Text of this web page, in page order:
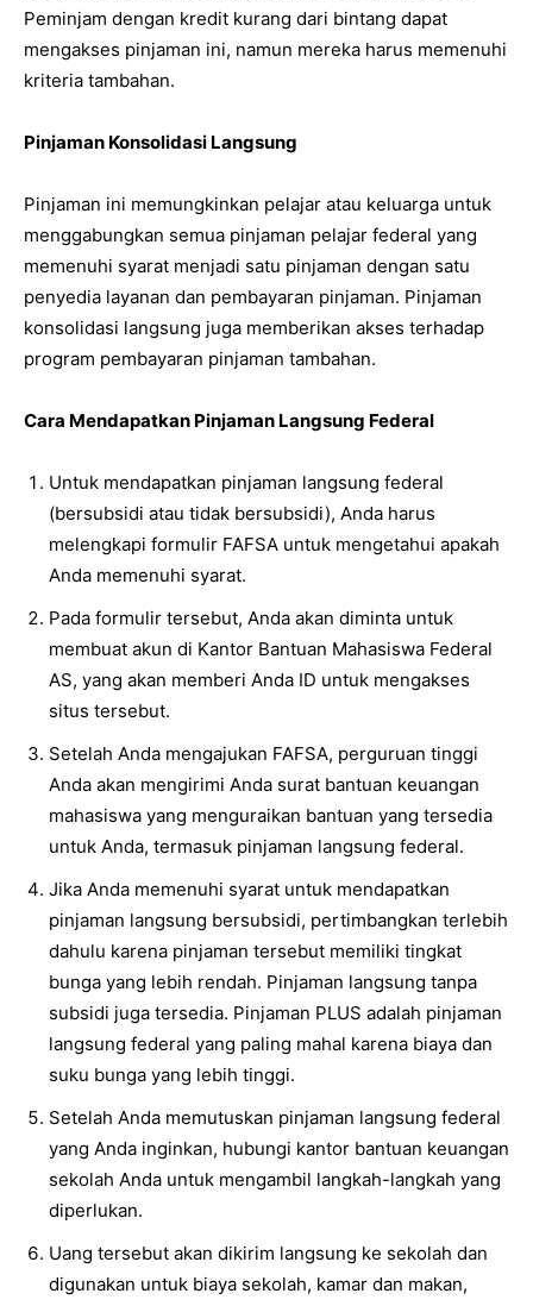
Peminjam dengan kredit kurang dari bintang dapat
mengakses pinjaman ini, namun mereka harus memenuhi
kriteria tambahan.
Pinjaman Konsolidasi Langsung
Pinjaman ini memungkinkan pelajar atau keluarga untuk
menggabungkan semua pinjaman pelajar federal yang
memenuhi syarat menjadi satu pinjaman dengan satu
penyedia layanan dan pembayaran pinjaman. Pinjaman
konsolidasi langsung juga memberikan akses terhadap
program pembayaran pinjaman tambahan.
Cara Mendapatkan Pinjaman Langsung Federal
Untuk mendapatkan pinjaman langsung federal
(bersubsidi atau tidak bersubsidi), Anda harus
melengkapi formulir FAFSA untuk mengetahui apakah
Anda memenuhi syarat.
Pada formulir tersebut, Anda akan diminta untuk
membuat akun di Kantor Bantuan Mahasiswa Federal
AS, yang akan memberi Anda ID untuk mengakses
situs tersebut.
Setelah Anda mengajukan FAFSA, perguruan tinggi
Anda akan mengirimi Anda surat bantuan keuangan
mahasiswa yang menguraikan bantuan yang tersedia
untuk Anda, termasuk pinjaman langsung federal.
Jika Anda memenuhi syarat untuk mendapatkan
pinjaman langsung bersubsidi, pertimbangkan terlebih
dahulu karena pinjaman tersebut memiliki tingkat
bunga yang lebih rendah. Pinjaman langsung tanpa
subsidi juga tersedia. Pinjaman PLUS adalah pinjaman
langsung federal yang paling mahal karena biaya dan
suku bunga yang lebih tinggi.
Setelah Anda memutuskan pinjaman langsung federal
yang Anda inginkan, hubungi kantor bantuan keuangan
sekolah Anda untuk mengambil langkah-langkah yang
diperlukan.
Uang tersebut akan dikirim langsung ke sekolah dan
digunakan untuk biaya sekolah, kamar dan makan,